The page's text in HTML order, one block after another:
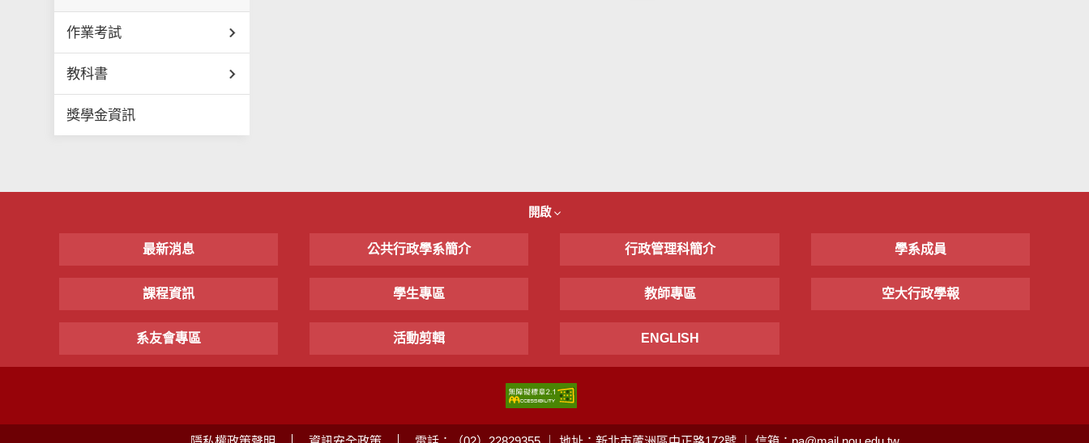
作業考試
教科書
獎學金資訊
開啟
最新消息 公共行政學系簡介 行政管理科簡介 學系成員
課程資訊 學生專區 教師專區 空大行政學報
系友會專區 活動剪輯 ENGLISH